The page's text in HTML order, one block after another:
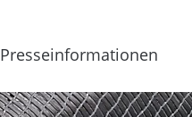
Presseinformationen